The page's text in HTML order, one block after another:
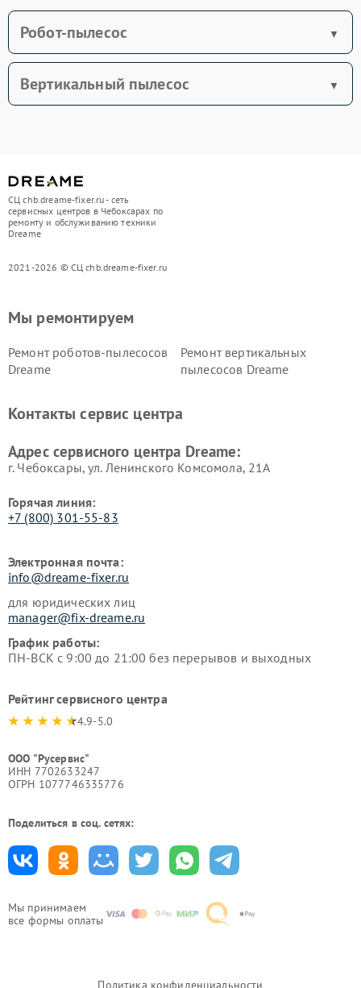
Робот-пылесос
Вертикальный пылесос
СЦ chb.dreame-fixer.ru - сеть
сервисных центров в Чебоксарах по
ремонту и обслуживанию техники
Dreame
2021-2026 © СЦ chb.dreame-fixer.ru
Мы принимаем
все формы оплаты
Мы ремонтируем
Ремонт роботов-пылесосов
Dreame
Ремонт вертикальных
пылесосов Dreame
Контакты сервис центра
Адрес сервисного центра Dreame:
г. Чебоксары, ул. Ленинского Комсомола, 21А
Горячая линия:
+7 (800) 301-55-83
Электронная почта:
info@dreame-fixer.ru
для юридических лиц
manager@fix-dreame.ru
График работы:
ПН-ВСК с 9:00 до 21:00 без перерывов и выходных
Рейтинг сервисного центра
4.9-5.0
ООО "Русервис"
ИНН 7702633247
ОГРН 1077746335776
Поделиться в соц. сетях:
Политика конфиденциальности